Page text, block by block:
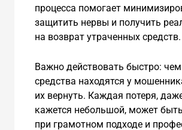
процесса помогает
защитить нервы и получить
на возврат утраченных средств.
Важно действовать быстро:
средства находятся у
их вернуть. Каждая потеря,
кажется небольшой, может
при грамотном подходе и